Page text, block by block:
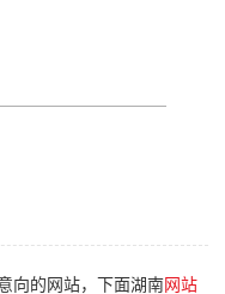
向的网站，下面湖南网站